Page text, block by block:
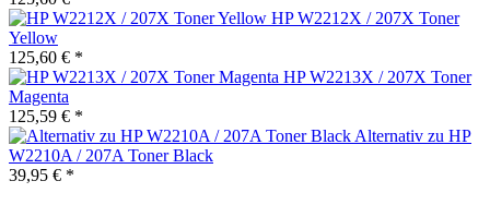
HP W2212X / 207X Toner
Yellow
125,60 € *
HP W2213X / 207X Toner
Magenta
125,59 € *
Alternativ zu HP
W2210A / 207A Toner Black
39,95 € *